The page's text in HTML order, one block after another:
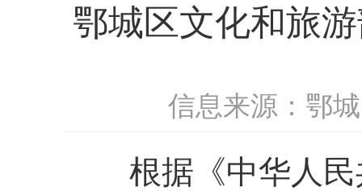
鄂城区文化和旅
信息来源：鄂
根据《中华人民